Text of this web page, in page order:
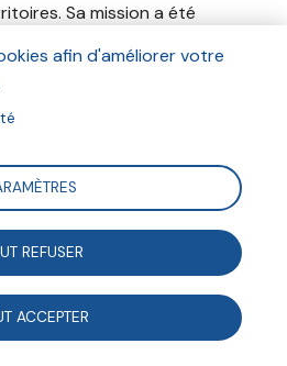
Sa mission a été
2008.
dans la gestion de
pour le
terme de la France : les
écologique et énergétique,
et sociale.
de la Fonda
débats, études
afin d'améliorer votre
REFUSER
ACCEPTER